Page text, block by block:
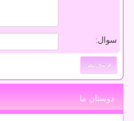
سوال:
دوستان ما